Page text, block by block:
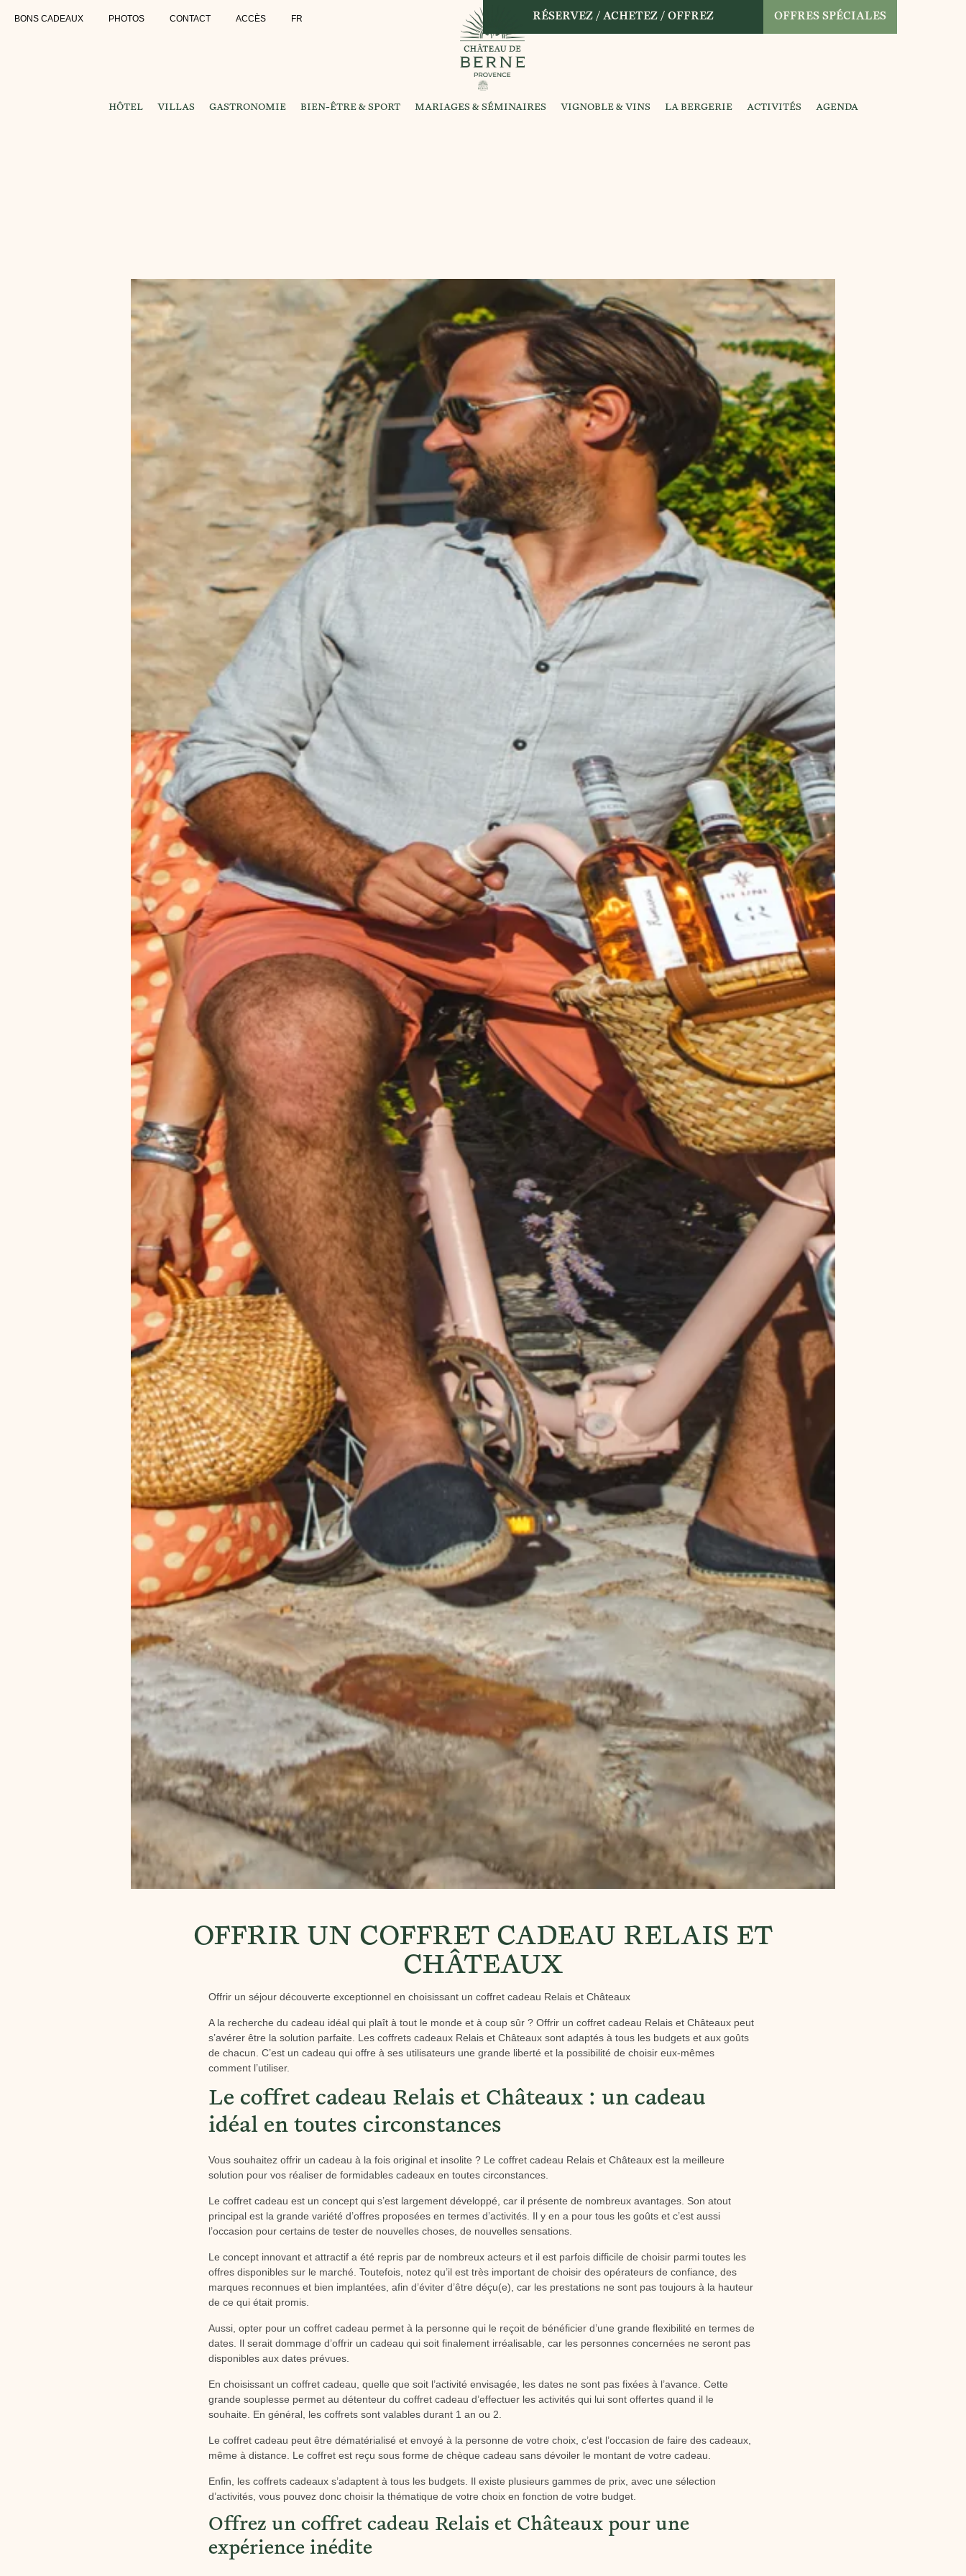
BONS CADEAUX PHOTOS CONTACT ACCÈS FR RÉSERVEZ / ACHETEZ / OFFREZ OFFRES SPÉCIALES
HÔTEL VILLAS GASTRONOMIE BIEN-ÊTRE & SPORT MARIAGES & SÉMINAIRES VIGNOBLE & VINS LA BERGERIE ACTIVITÉS AGENDA
OFFRIR UN COFFRET CADEAU RELAIS ET
CHÂTEAUX
Offrir un séjour découverte exceptionnel en choisissant un coffret cadeau Relais et Châteaux
A la recherche du cadeau idéal qui plaît à tout le monde et à coup sûr ? Offrir un coffret cadeau Relais et Châteaux peut
s’avérer être la solution parfaite. Les coffrets cadeaux Relais et Châteaux sont adaptés à tous les budgets et aux goûts
de chacun. C’est un cadeau qui offre à ses utilisateurs une grande liberté et la possibilité de choisir eux-mêmes
comment l’utiliser.
Le coffret cadeau Relais et Châteaux : un cadeau
idéal en toutes circonstances
Vous souhaitez offrir un cadeau à la fois original et insolite ? Le coffret cadeau Relais et Châteaux est la meilleure
solution pour vos réaliser de formidables cadeaux en toutes circonstances.
Le coffret cadeau est un concept qui s’est largement développé, car il présente de nombreux avantages. Son atout
principal est la grande variété d’offres proposées en termes d’activités. Il y en a pour tous les goûts et c’est aussi
l’occasion pour certains de tester de nouvelles choses, de nouvelles sensations.
Le concept innovant et attractif a été repris par de nombreux acteurs et il est parfois difficile de choisir parmi toutes les
offres disponibles sur le marché. Toutefois, notez qu’il est très important de choisir des opérateurs de confiance, des
marques reconnues et bien implantées, afin d’éviter d’être déçu(e), car les prestations ne sont pas toujours à la hauteur
de ce qui était promis.
Aussi, opter pour un coffret cadeau permet à la personne qui le reçoit de bénéficier d’une grande flexibilité en termes de
dates. Il serait dommage d’offrir un cadeau qui soit finalement irréalisable, car les personnes concernées ne seront pas
disponibles aux dates prévues.
En choisissant un coffret cadeau, quelle que soit l’activité envisagée, les dates ne sont pas fixées à l’avance. Cette
grande souplesse permet au détenteur du coffret cadeau d’effectuer les activités qui lui sont offertes quand il le
souhaite. En général, les coffrets sont valables durant 1 an ou 2.
Le coffret cadeau peut être dématérialisé et envoyé à la personne de votre choix, c’est l’occasion de faire des cadeaux,
même à distance. Le coffret est reçu sous forme de chèque cadeau sans dévoiler le montant de votre cadeau.
Enfin, les coffrets cadeaux s’adaptent à tous les budgets. Il existe plusieurs gammes de prix, avec une sélection
d’activités, vous pouvez donc choisir la thématique de votre choix en fonction de votre budget.
Offrez un coffret cadeau Relais et Châteaux pour une
expérience inédite